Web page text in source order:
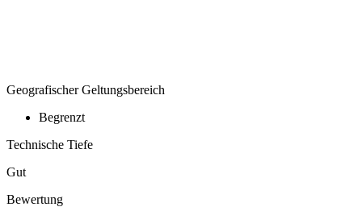
Geografischer Geltungsbereich
Begrenzt
Technische Tiefe
Gut
Bewertung